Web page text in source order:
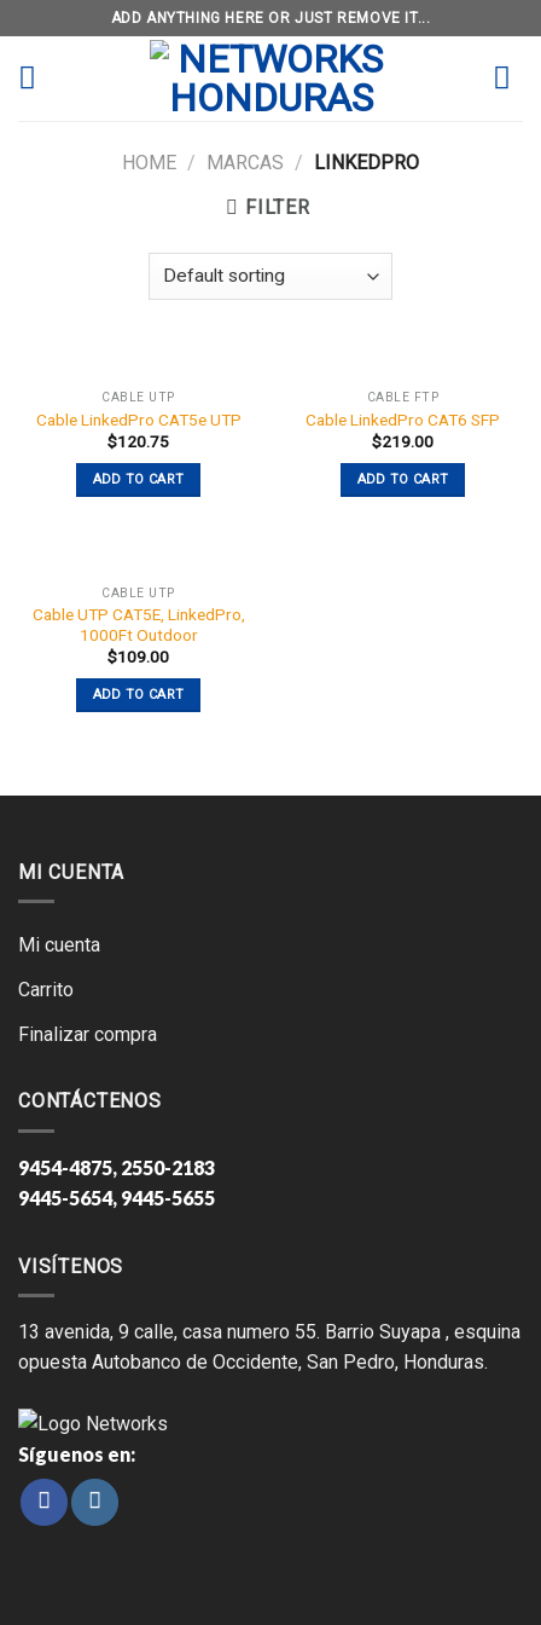
to
content
ADD ANYTHING HERE OR JUST REMOVE IT...
HOME / MARCAS / LINKEDPRO
FILTER
CABLE UTP
Cable LinkedPro CAT5e UTP
$120.75
ADD TO CART
CABLE FTP
Cable LinkedPro CAT6 SFP
$219.00
ADD TO CART
CABLE UTP
Cable UTP CAT5E, LinkedPro,
1000Ft Outdoor
$109.00
ADD TO CART
MI CUENTA
Mi cuenta
Carrito
Finalizar compra
CONTÁCTENOS
9454-4875, 2550-2183
9445-5654, 9445-5655
VISÍTENOS
13 avenida, 9 calle, casa numero 55. Barrio Suyapa , esquina
opuesta Autobanco de Occidente, San Pedro, Honduras.
Síguenos en: